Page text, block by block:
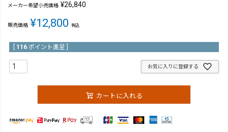
メーカー希望小売価格 ¥26,840
販売価格 ¥12,800 税込
116 ポイント進呈 ]
お気に入りに登録する
カートに入れる